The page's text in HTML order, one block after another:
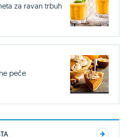
za ravan trbuh
peče